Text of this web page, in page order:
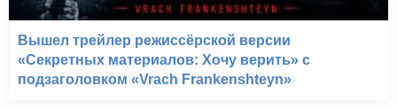
Вышел трейлер режиссёрской версии
«Секретных материалов: Хочу верить» с
подзаголовком «Vrach Frankenshteyn»